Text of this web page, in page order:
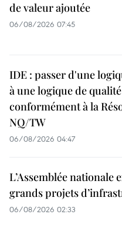
de valeur ajoutée
06/08/2026 07:45
IDE : passer d'une
à une logique de qualité
conformément à la
NQ/TW
06/08/2026 04:47
L’Assemblée nationale
grands projets
06/08/2026 02:33